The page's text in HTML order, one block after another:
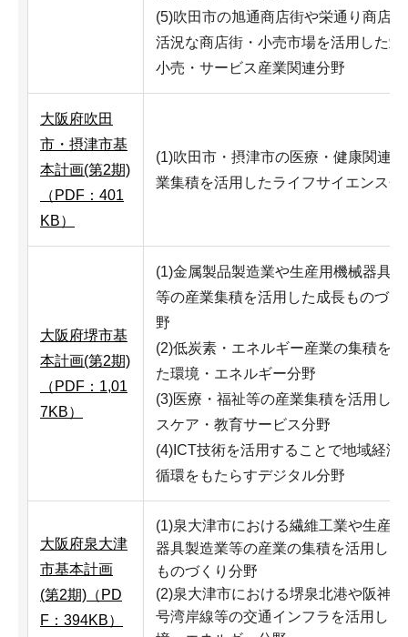
(5)吹田市の旭通商店街や栄通り商店
活況な商店街・小売市場を活用した卸
小売・サービス産業関連分野
大阪府吹田
市・摂津市基
本計画(第2期)
（PDF：401
KB）
(1)吹田市・摂津市の医療・健康関連
業集積を活用したライフサイエンス分
大阪府堺市基
本計画(第2期)
（PDF：1,01
7KB）
(1)金属製品製造業や生産用機械器具
等の産業集積を活用した成長ものづく
野
(2)低炭素・エネルギー産業の集積を
た環境・エネルギー分野
(3)医療・福祉等の産業集積を活用し
スケア・教育サービス分野
(4)ICT技術を活用することで地域経済
循環をもたらすデジタル分野
大阪府泉大津
市基本計画
(第2期)（PD
F：394KB）
(1)泉大津市における繊維工業や生産
器具製造業等の産業の集積を活用した
ものづくり分野
(2)泉大津市における堺泉北港や阪神
号湾岸線等の交通インフラを活用した